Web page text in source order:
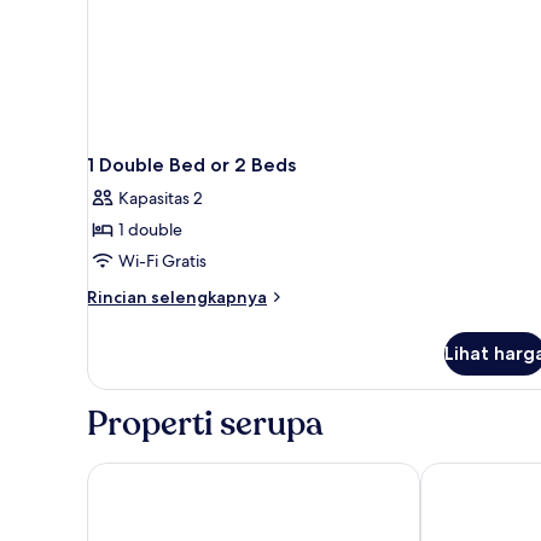
1 Double Bed or 2 Beds
Kapasitas 2
1 double
Wi-Fi Gratis
Rincian selengkapnya
Rincian
1
Bed
2
Lihat
Properti serupa
Antica Torre di Via Tornabuoni 1 San Firenze